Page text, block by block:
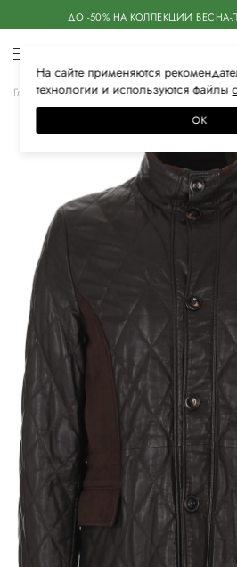
ДО -50% НА КОЛЛЕКЦИИ ВЕСНА-
Главная Мужская Одежда Верхняя
На сайте применяются
технологии и используются файлы
ОК